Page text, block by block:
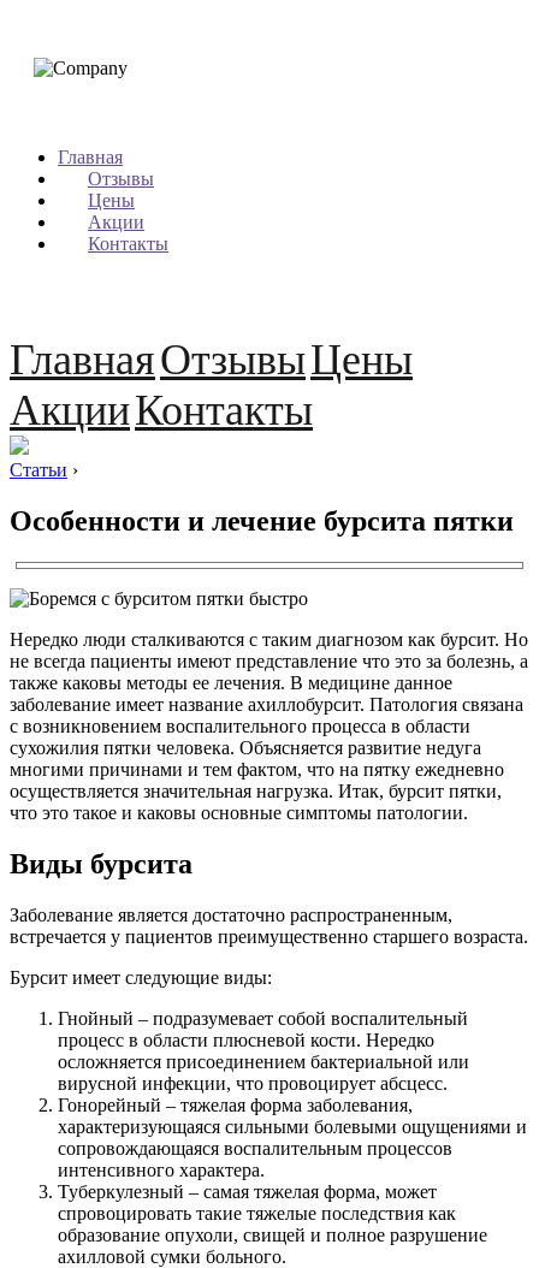
Главная
Отзывы
Цены
Акции
Контакты
ГлавнаяОтзывыЦены
АкцииКонтакты
Статьи ›
Особенности и лечение бурсита пятки
Нередко люди сталкиваются с таким диагнозом как бурсит. Но
не всегда пациенты имеют представление что это за болезнь, а
также каковы методы ее лечения. В медицине данное
заболевание имеет название ахиллобурсит. Патология связана
с возникновением воспалительного процесса в области
сухожилия пятки человека. Объясняется развитие недуга
многими причинами и тем фактом, что на пятку ежедневно
осуществляется значительная нагрузка. Итак, бурсит пятки,
что это такое и каковы основные симптомы патологии.
Виды бурсита
Заболевание является достаточно распространенным,
встречается у пациентов преимущественно старшего возраста.
Бурсит имеет следующие виды:
Гнойный – подразумевает собой воспалительный
процесс в области плюсневой кости. Нередко
осложняется присоединением бактериальной или
вирусной инфекции, что провоцирует абсцесс.
Гонорейный – тяжелая форма заболевания,
характеризующаяся сильными болевыми ощущениями и
сопровождающаяся воспалительным процессов
интенсивного характера.
Туберкулезный – самая тяжелая форма, может
спровоцировать такие тяжелые последствия как
образование опухоли, свищей и полное разрушение
ахилловой сумки больного.